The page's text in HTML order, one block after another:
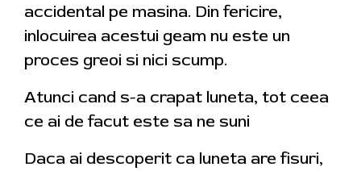
accidental pe masina. Din fericire,
inlocuirea acestui geam nu este un
proces greoi si nici scump.
Atunci cand s-a crapat luneta, tot ceea
ce ai de facut este sa ne suni
Daca ai descoperit ca luneta are fisuri,